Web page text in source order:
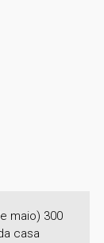
maio) 300
casa